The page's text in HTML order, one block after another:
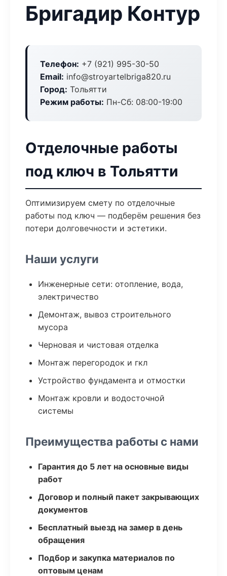
Бригадир Контур
Телефон: +7 (921) 995-30-50
Email: info@stroyartelbriga820.ru
Город: Тольятти
Режим работы: Пн-Сб: 08:00-19:00
Отделочные работы
под ключ в Тольятти
Оптимизируем смету по отделочные
работы под ключ — подберём решения без
потери долговечности и эстетики.
Наши услуги
Инженерные сети: отопление, вода,
электричество
Демонтаж, вывоз строительного
мусора
Черновая и чистовая отделка
Монтаж перегородок и гкл
Устройство фундамента и отмостки
Монтаж кровли и водосточной
системы
Преимущества работы с нами
Гарантия до 5 лет на основные виды
работ
Договор и полный пакет закрывающих
документов
Бесплатный выезд на замер в день
обращения
Подбор и закупка материалов по
оптовым ценам